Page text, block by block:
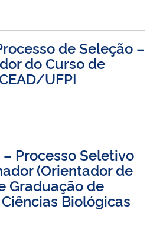
de Seleção –
do Curso de
UFPI
Processo Seletivo
(Orientador de
Graduação de
Biológicas